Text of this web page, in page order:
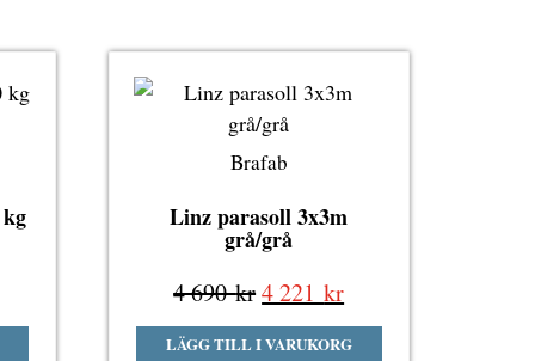
Brafab
Linz parasoll 3x3m
grå/grå
4 690krDet
ursprungliga
priset
4 221krDet
nuvarande
priset
LÄGG TILL I VARUKORG